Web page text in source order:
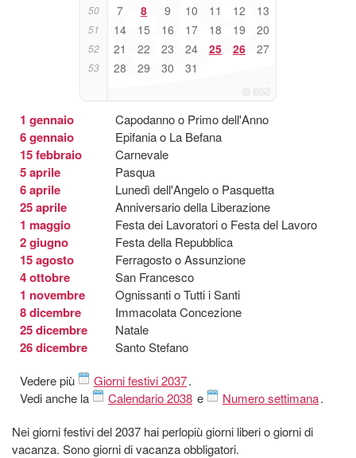
50 7 8 9 10 11 12 13
51 14 15 16 17 18 19 20
52 21 22 23 24 25 26 27
53 28 29 30 31
1 gennaio Capodanno o Primo dell'Anno
6 gennaio Epifania o La Befana
15 febbraio Carnevale
5 aprile Pasqua
6 aprile Lunedì dell'Angelo o Pasquetta
25 aprile Anniversario della Liberazione
1 maggio Festa dei Lavoratori o Festa del Lavoro
2 giugno Festa della Repubblica
15 agosto Ferragosto o Assunzione
4 ottobre San Francesco
1 novembre Ognissanti o Tutti i Santi
8 dicembre Immacolata Concezione
25 dicembre Natale
26 dicembre
Santo Stefano
Vedere più
Giorni festivi 2037.
Vedi anche la
Calendario 2038 e Numero settimana.
Nei giorni festivi del 2037 hai perlopiù giorni liberi o giorni di
vacanza. Sono giorni di vacanza obbligatori.